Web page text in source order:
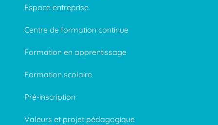
Espace entreprise
Centre de formation continue
Formation en apprentissage
Formation scolaire
Pré-inscription
Valeurs et projet pédagogique